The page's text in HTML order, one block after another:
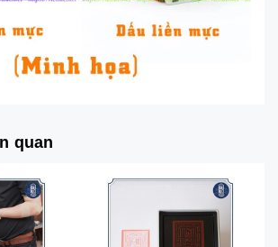
quan